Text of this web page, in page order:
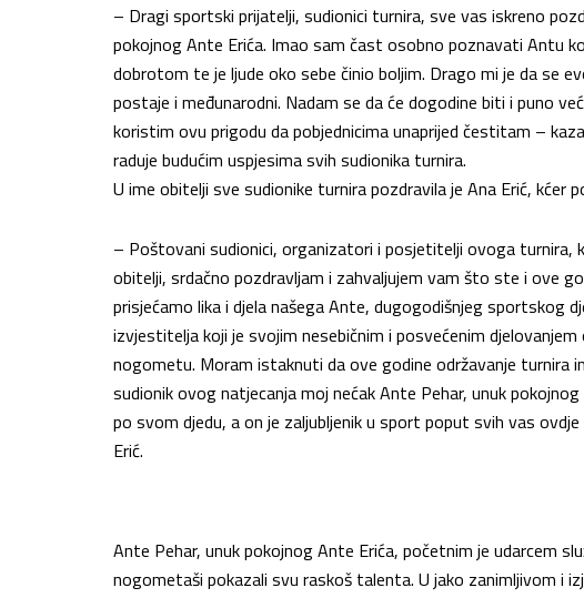
– Dragi sportski prijatelji, sudionici turnira, sve vas iskreno
pokojnog Ante Erića. Imao sam čast osobno poznavati Antu
dobrotom te je ljude oko sebe činio boljim. Drago mi je da se
postaje i međunarodni. Nadam se da će dogodine biti i puno
koristim ovu prigodu da pobjednicima unaprijed čestitam –
raduje budućim uspjesima svih sudionika turnira.
U ime obitelji sve sudionike turnira pozdravila je Ana Erić, kćer
– Poštovani sudionici, organizatori i posjetitelji ovoga turnira,
obitelji, srdačno pozdravljam i zahvaljujem vam što ste i ove
prisjećamo lika i djela našega Ante, dugogodišnjeg sportskog
izvjestitelja koji je svojim nesebičnim i posvećenim
nogometu. Moram istaknuti da ove godine održavanje turnira
sudionik ovog natjecanja moj nećak Ante Pehar, unuk
po svom djedu, a on je zaljubljenik u sport poput svih vas
Erić.
Ante Pehar, unuk pokojnog Ante Erića, početnim je udarcem
nogometaši pokazali svu raskoš talenta. U jako zanimljivom i